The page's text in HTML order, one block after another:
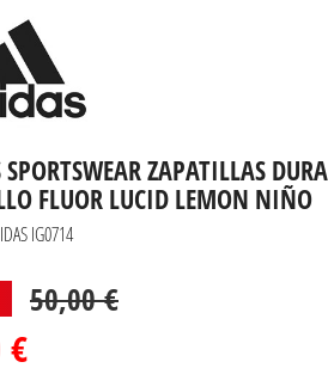
ZAPATILLAS
FLUOR LUCID LEMON NIÑO
IG0714
50,00 €
€